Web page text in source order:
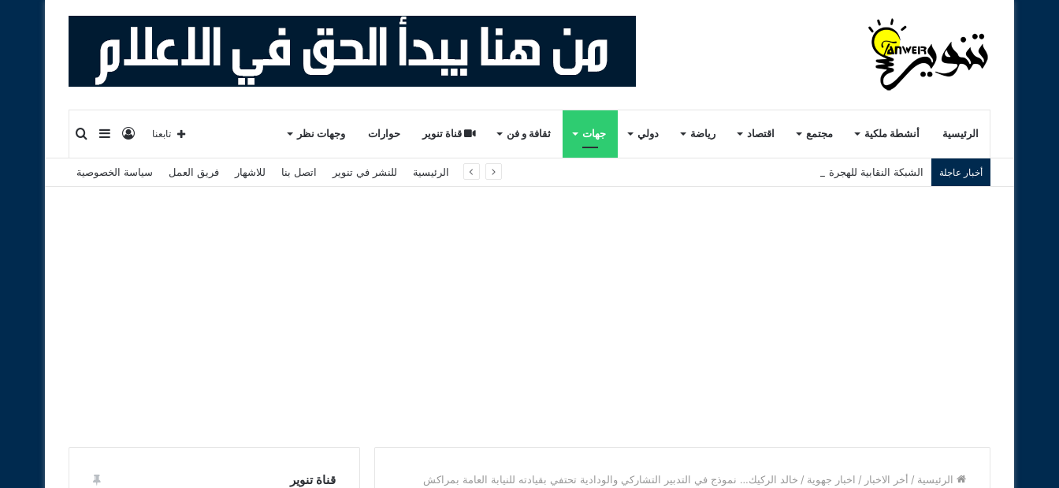
الرئيسية أنشطة ملكية مجتمع اقتصاد رياضة دولي جهات ثقافة و فن قناة تنوير حوارات وجهات نظر إضافة
عمود
تسجيل
الدخول
تابعنا
أخبار عاجلة الشبكة النقابية للهجرة بالمغرب تطلق مهمة ميدانية لتقصي الحقائق حول أحداث سبتة ومليلية الرئيسية للنشر في تنوير اتصل بنا للاشهار فريق العمل سياسة الخصوصية
الرئيسية / أخر الاخبار / اخبار جهوية / خالد الركيك… نموذج في التدبير التشاركي والودادية تحتفي بقيادته للنيابة العامة بمراكش قناة تنوير